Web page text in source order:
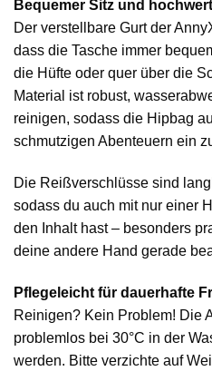
Bequemer Sitz und
Der verstellbare Gurt der
dass die Tasche immer
die Hüfte oder quer über die
Material ist robust,
reinigen, sodass die Hipbag
schmutzigen Abenteuern ein
Die Reißverschlüsse sind
sodass du auch mit nur einer
den Inhalt hast – besonders
deine andere Hand gerade
Pflegeleicht für dauerhafte
Reinigen? Kein Problem! Die
problemlos bei 30°C in der
werden. Bitte verzichte auf